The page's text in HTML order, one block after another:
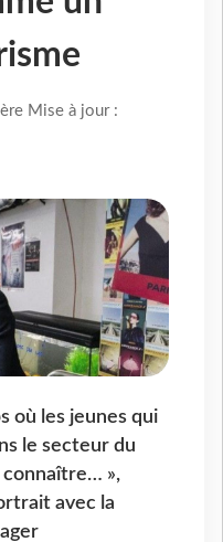
Mise à jour :
où les jeunes qui
le secteur du
»,
avec la